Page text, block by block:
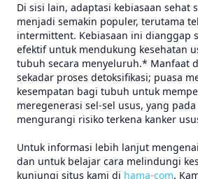
Di sisi lain, adaptasi kebiasaan sehat
menjadi semakin populer, terutama
intermittent. Kebiasaan ini dianggap
efektif untuk mendukung kesehatan
tubuh secara menyeluruh.* Manfaat
sekadar proses detoksifikasi; puasa
kesempatan bagi tubuh untuk
meregenerasi sel-sel usus, yang
mengurangi risiko terkena kanker
Untuk informasi lebih lanjut
dan untuk belajar cara melindungi
kunjungi situs kami di hama-com.